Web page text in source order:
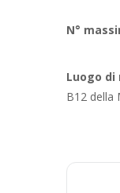
N°
Luogo di
B12 della